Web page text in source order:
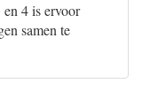
4 is ervoor
samen te